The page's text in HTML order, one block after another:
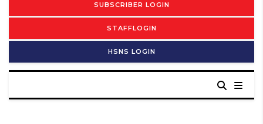
SUBSCRIBER LOGIN
STAFFLOGIN
HSNS LOGIN